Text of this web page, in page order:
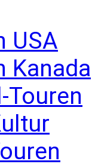
USA
Kanada
Touren